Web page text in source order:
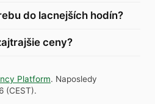
do lacnejších hodín?
ceny?
Platform. Naposledy
(CEST).